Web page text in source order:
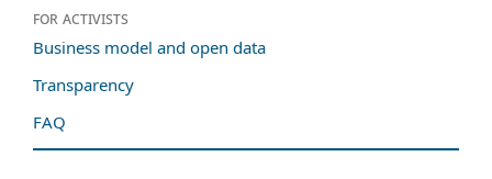
For activists
Business model and open data
Transparency
FAQ